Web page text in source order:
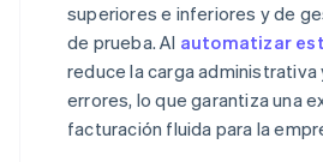
superiores e inferiores y de
de prueba. Al automatizar
reduce la carga administrativa
errores, lo que garantiza una
facturación fluida para la